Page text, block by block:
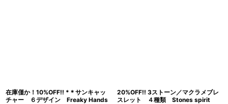
在庫僅か！10%OFF!! *＊サンキャッ
チャー ６デザイン Freaky Hands
20%OFF!! 3ストーン／マクラメブレ
スレット ４種類 Stones spirit